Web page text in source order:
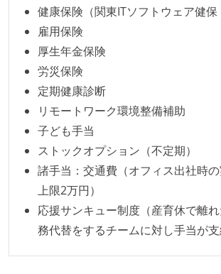
各メンバーが実装したコードのマー
ベースで行われる
自動（＝システム化され、1コマンド
ビルド、自動デプロイ環境が整備さ
コードによるインフラ構成管理（
Code）の環境が整備されている
オープンな情報共有
KPI などチームの目標・実績値につ
誰もがいつでも閲覧可能になっている
ドキュメントの整備やペアプロ、モ
レッジの共有を積極的に行っている
健康保険（関東ITソフトウェア健保
雇用保険
厚生年金保険
労災保険
定期健康診断
リモートワーク環境整備補助
子ども手当
ストックオプション（不定期）
諸手当：交通費（オフィス出社時
上限2万円）
応援サンキュー制度（産育休で離
務代替をするチームに対し手当が支